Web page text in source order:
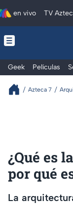
en vivo TV
Geek Películas
Azteca 7
¿Qué es
por qué
La